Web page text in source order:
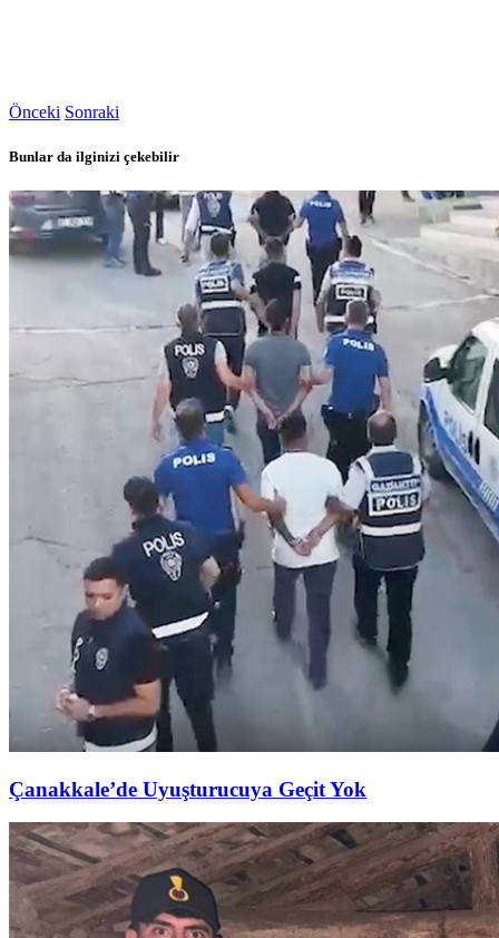
Önceki Sonraki
Bunlar da ilginizi çekebilir
Çanakkale’de Uyuşturucuya Geçit Yok